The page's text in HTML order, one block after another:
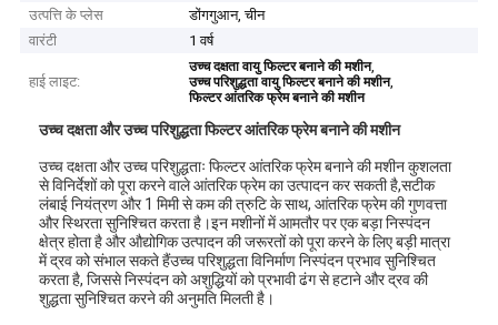
उत्पत्ति के प्लेस
डोंगगुआन, चीन
वारंटी
1 वर्ष
हाई लाइट:
उच्च दक्षता वायु फिल्टर बनाने की मशीन,
उच्च परिशुद्धता वायु फिल्टर बनाने की मशीन,
फिल्टर आंतरिक फ्रेम बनाने की मशीन
उच्च दक्षता और उच्च परिशुद्धता फिल्टर आंतरिक फ्रेम बनाने की मशीन
उच्च दक्षता और उच्च परिशुद्धताः फिल्टर आंतरिक फ्रेम बनाने की मशीन कुशलता
से विनिर्देशों को पूरा करने वाले आंतरिक फ्रेम का उत्पादन कर सकती है,सटीक
लंबाई नियंत्रण और 1 मिमी से कम की त्रुटि के साथ, आंतरिक फ्रेम की गुणवत्ता
और स्थिरता सुनिश्चित करता है।इन मशीनों में आमतौर पर एक बड़ा निस्पंदन
क्षेत्र होता है और औद्योगिक उत्पादन की जरूरतों को पूरा करने के लिए बड़ी मात्रा
में द्रव को संभाल सकते हैंउच्च परिशुद्धता विनिर्माण निस्पंदन प्रभाव सुनिश्चित
करता है, जिससे निस्पंदन को अशुद्धियों को प्रभावी ढंग से हटाने और द्रव की
शुद्धता सुनिश्चित करने की अनुमति मिलती है।